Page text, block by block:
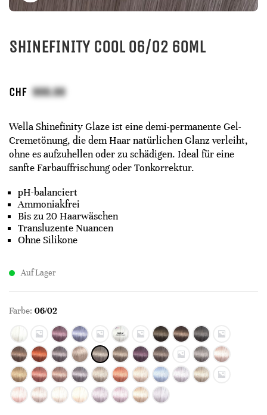
SHINEFINITY COOL 06/02 60ML
CHF
Wella Shinefinity Glaze ist eine demi-permanente Gel-
Cremetönung, die dem Haar natürlichen Glanz verleiht,
ohne es aufzuhellen oder zu schädigen. Ideal für eine
sanfte Farbauffrischung oder Tonkorrektur.
pH-balanciert
Ammoniakfrei
Bis zu 20 Haarwäschen
Transluzente Nuancen
Ohne Silikone
Auf Lager
Farbe: 06/02